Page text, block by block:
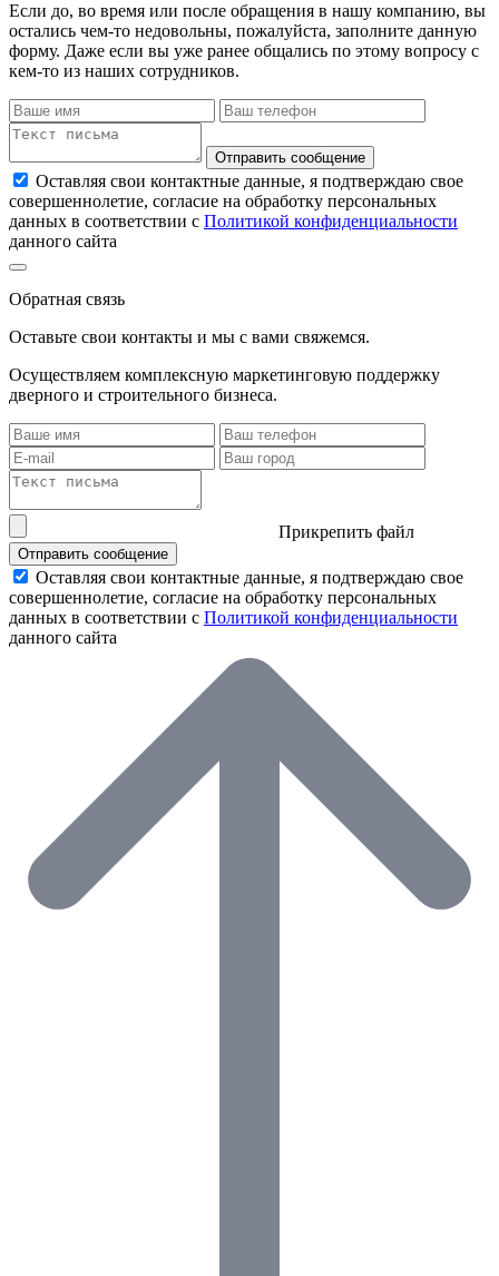
Если до, во время или после обращения в нашу компанию, вы
остались чем-то недовольны, пожалуйста, заполните данную
форму. Даже если вы уже ранее общались по этому вопросу с
кем-то из наших сотрудников.
Отправить сообщение
Оставляя свои контактные данные, я подтверждаю свое
совершеннолетие, согласие на обработку персональных
данных в соответствии с Политикой конфиденциальности
данного сайта
Обратная связь
Оставьте свои контакты и мы с вами свяжемся.
Осуществляем комплексную маркетинговую поддержку
дверного и строительного бизнеса.
Прикрепить файл
Отправить сообщение
Оставляя свои контактные данные, я подтверждаю свое
совершеннолетие, согласие на обработку персональных
данных в соответствии с Политикой конфиденциальности
данного сайта